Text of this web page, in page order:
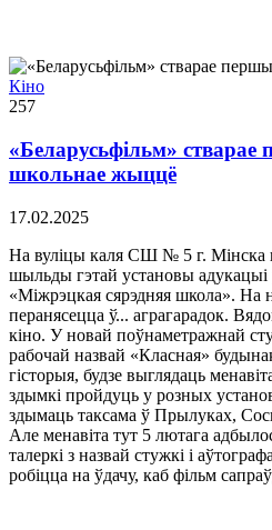
Кіно
257
«Беларусьфільм»
школьнае жыццё
17.02.2025
На вуліцы каля СШ № 5 г. Мінска
шыльды гэтай установы
«Міжрэцкая сярэдняя школа». На
перанясецца ў... аграгарадок.
кіно. У новай поўнаметражнай
рабочай назвай «Класная»
гісторыя, будзе выглядаць
здымкі пройдуць у розных
здымаць таксама ў Прылуках,
Але менавіта тут 5 лютага
талеркі з назвай стужкі і
робіцца на ўдачу, каб фільм